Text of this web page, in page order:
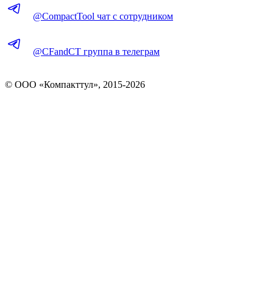
@CompactTool чат с сотрудником
@CFandCT группа в телеграм
© OOO «Компакттул», 2015-2026